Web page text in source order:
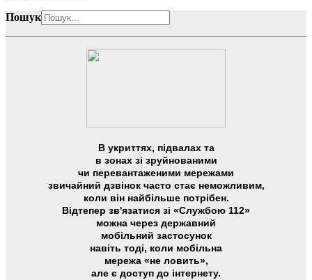
Пошук
В укриттях, підвалах та
в зонах зі зруйнованими
чи перевантаженими мережами
звичайний дзвінок часто стає неможливим,
коли він найбільше потрібен.
Відтепер зв'язатися зі «Службою 112»
можна через державний
мобільний застосунок
навіть тоді, коли мобільна
мережа «не ловить»,
але є доступ до інтернету.